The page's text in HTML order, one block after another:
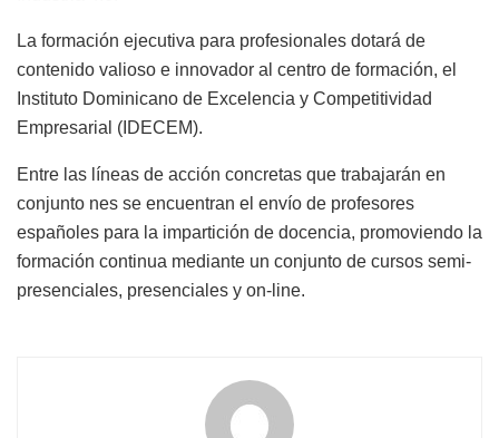
La formación ejecutiva para profesionales dotará de
contenido valioso e innovador al centro de formación, el
Instituto Dominicano de Excelencia y Competitividad
Empresarial (IDECEM).
Entre las líneas de acción concretas que trabajarán en
conjunto nes se encuentran el envío de profesores
españoles para la impartición de docencia, promoviendo la
formación continua mediante un conjunto de cursos semi-
presenciales, presenciales y on-line.